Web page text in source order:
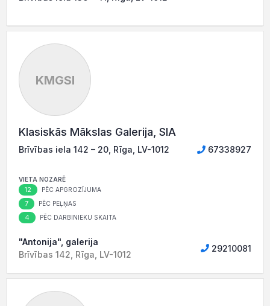
KMGSI
Klasiskās Mākslas Galerija, SIA
Brīvības iela 142 – 20, Rīga, LV-1012 67338927
VIETA NOZARĒ
12 PĒC APGROZĪJUMA
7 PĒC PEĻŅAS
4 PĒC DARBINIEKU SKAITA
"Antonija", galerija
Brīvības 142, Rīga, LV-1012
29210081